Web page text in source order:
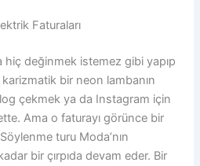
Faturaları
hiç değinmek istemez gibi yapıp
bir neon lambanın
çekmek ya da Instagram için
Ama o faturayı görünce bir
turu Moda’nın
bir çırpıda devam eder. Bir